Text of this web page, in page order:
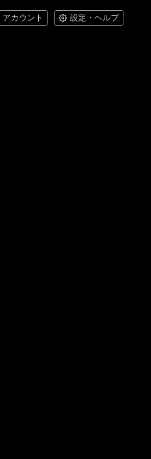
アカウント 設定・ヘルプ